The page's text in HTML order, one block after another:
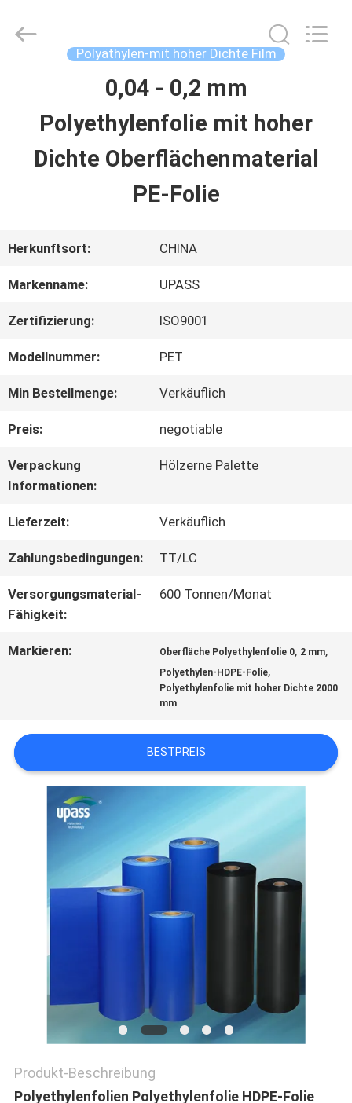
HAUSE
VIDEOS
ÜBER
UNS
WERKSBESICHTIGUNG
QUALITÄTSKONTROLLE
KONTAKT
MIT
NEUIGKEITEN
RECHTSSACHEN
SITEMAP
BESTIMMUNGEN
Technology
(Shanghai)
Polyäthylen-mit hoher Dichte Film
0,04 - 0,2 mm
Polyethylenfolie mit hoher
Dichte Oberflächenmaterial
PE-Folie
Herkunftsort: CHINA
Markenname: UPASS
Zertifizierung: ISO9001
Modellnummer: PET
Min Bestellmenge: Verkäuflich
Preis: negotiable
Verpackung
Informationen:
Hölzerne Palette
Lieferzeit: Verkäuflich
Zahlungsbedingungen: TT/LC
Versorgungsmaterial-
Fähigkeit:
600 Tonnen/Monat
Markieren: Oberfläche Polyethylenfolie 0, 2 mm,
Polyethylen-HDPE-Folie,
Polyethylenfolie mit hoher Dichte 2000
mm
BESTPREIS
Produkt-Beschreibung
Polyethylenfolien Polyethylenfolie HDPE-Folie